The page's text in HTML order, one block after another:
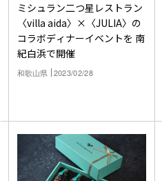
ミシュラン二つ星レストラン
〈villa aida〉×〈JULIA〉の
コラボディナーイベントを 南
紀白浜で開催
和歌山県 2023/02/28